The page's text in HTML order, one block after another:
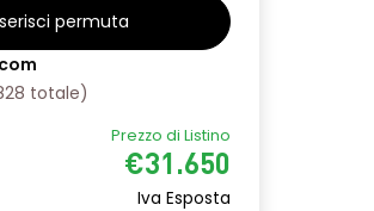
permuta
totale)
Prezzo di Listino
€31.650
Iva Esposta